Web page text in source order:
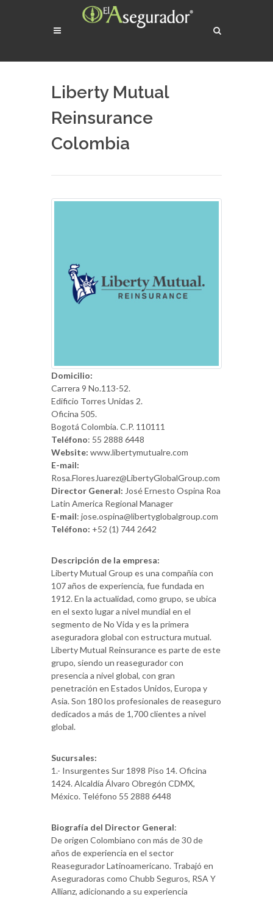
Liberty Mutual
Reinsurance
Colombia
Domicilio:
Carrera 9 No.113-52.
Edificio Torres Unidas 2.
Oficina 505.
Bogotá Colombia. C.P. 110111
Teléfono: 55 2888 6448
Website: www.libertymutualre.com
E-mail:
Rosa.FloresJuarez@LibertyGlobalGroup.com
Director General: José Ernesto Ospina Roa
Latin America Regional Manager
E-mail: jose.ospina@libertyglobalgroup.com
Teléfono: +52 (1) 744 2642
Descripción de la empresa:
Liberty Mutual Group es una compañía con
107 años de experiencia, fue fundada en
1912. En la actualidad, como grupo, se ubica
en el sexto lugar a nivel mundial en el
segmento de No Vida y es la primera
aseguradora global con estructura mutual.
Liberty Mutual Reinsurance es parte de este
grupo, siendo un reasegurador con
presencia a nivel global, con gran
penetración en Estados Unidos, Europa y
Asia. Son 180 los profesionales de reaseguro
dedicados a más de 1,700 clientes a nivel
global.
Sucursales:
1.- Insurgentes Sur 1898 Piso 14. Oficina
1424. Alcaldía Álvaro Obregón CDMX,
México. Teléfono 55 2888 6448
Biografía del Director General:
De origen Colombiano con más de 30 de
años de experiencia en el sector
Reasegurador Latinoamericano. Trabajó en
Aseguradoras como Chubb Seguros, RSA Y
Allianz, adicionando a su experiencia